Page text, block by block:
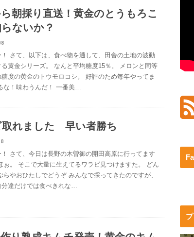
朝採り直送！黄金のとうもろこ
ないか？
！ さて、以下は、食べ物を通して、田舎の土地の波動
る黄金シリーズ。 なんと平均糖度15％。 メロンと同等
度の黄金のトウモロコシ。 好評のため毎年やってま
な！味わうんだ！ 一番美…
取れました 早い者勝ち
！ さて、今日は長野の木曽御の開田高原に行ってます
ぉ。 そこで大量に生えてるワラビ見つけますた。 どん
らやおひたしでどうぞ みんなで採ってきたのですが、
分達だけでは食べきれな…